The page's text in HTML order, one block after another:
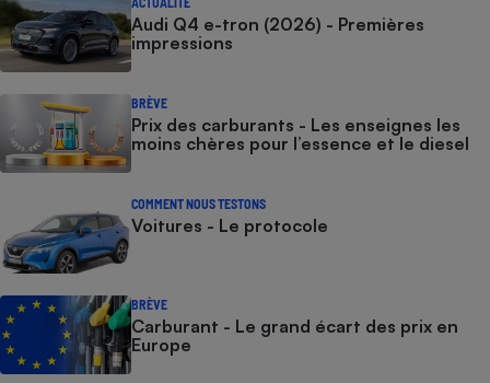
Audi Q4 e-tron (2026) - Premières
impressions
BRÈVE
Prix des carburants - Les enseignes les
moins chères pour l’essence et le diesel
COMMENT NOUS TESTONS
Voitures - Le protocole
BRÈVE
Carburant - Le grand écart des prix en
Europe